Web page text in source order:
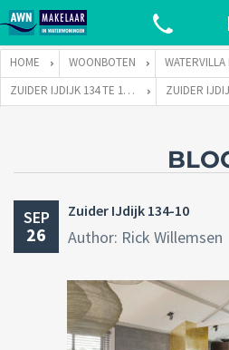
HOME WOONBOTEN
ZUIDER IJDIJK 134 TE 1095 KN AMSTERDAM
ZUIDER
SEP
26
Zuider IJdijk 134-10
Author: Rick Willemsen